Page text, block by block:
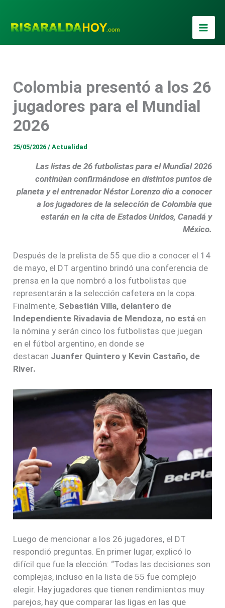
contenido
Colombia presentó a los 26
jugadores para el Mundial
2026
25/05/2026/Actualidad
Las listas de 26 futbolistas para el Mundial 2026
continúan confirmándose en distintos puntos de
planeta y el entrenador Néstor Lorenzo dio a conocer
a los jugadores de la selección de Colombia que
estarán en la cita de Estados Unidos, Canadá y
México.
Después de la prelista de 55 que dio a conocer el 14
de mayo, el DT argentino brindó una conferencia de
prensa en la que nombró a los futbolistas que
representarán a la selección cafetera en la copa.
Finalmente, Sebastián Villa, delantero de
Independiente Rivadavia de Mendoza, no está en
la nómina y serán cinco los futbolistas que juegan
en el fútbol argentino, en donde se
destacan Juanfer Quintero y Kevin Castaño, de
River.
Luego de mencionar a los 26 jugadores, el DT
respondió preguntas. En primer lugar, explicó lo
difícil que fue la elección: “Todas las decisiones son
complejas, incluso en la lista de 55 fue complejo
elegir. Hay jugadores que tienen rendimientos muy
parejos, hay que comparar las ligas en las que